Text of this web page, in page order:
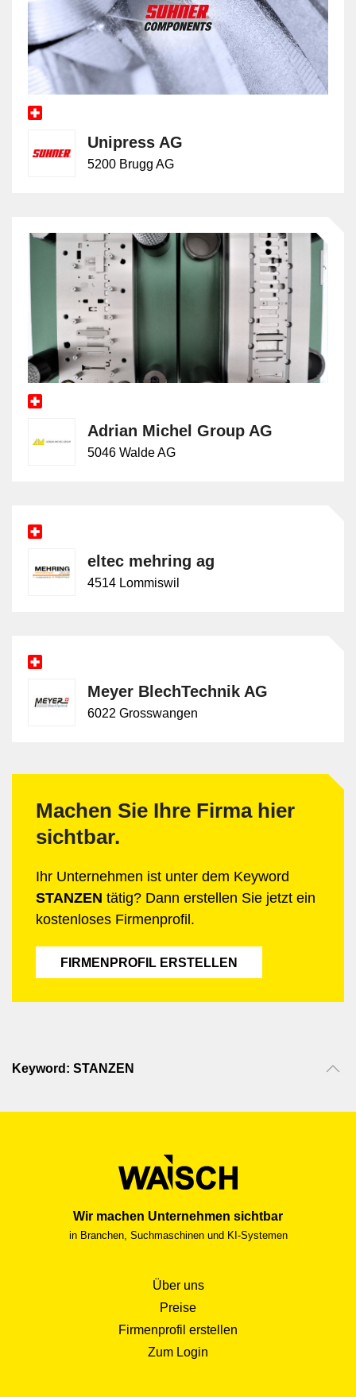
Unipress AG
5200 Brugg AG
Adrian Michel Group AG
5046 Walde AG
eltec mehring ag
4514 Lommiswil
Meyer BlechTechnik AG
6022 Grosswangen
Machen Sie Ihre Firma hier
sichtbar.
Ihr Unternehmen ist unter dem Keyword
STANZEN tätig? Dann erstellen Sie jetzt ein
kostenloses Firmenprofil.
FIRMENPROFIL ERSTELLEN
Keyword: STANZEN
Wir machen Unternehmen sichtbar
in Branchen, Suchmaschinen und KI-Systemen
Über uns
Preise
Firmenprofil erstellen
Zum Login